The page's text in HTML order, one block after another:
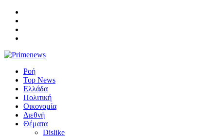
Ροή
Top News
Ελλάδα
Πολιτική
Οικονομία
Διεθνή
Θέματα
Dislike